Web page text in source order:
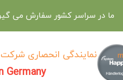
ما در سراسر کشور سفارش می
نمایندگی انحصاری شرکت
Germany